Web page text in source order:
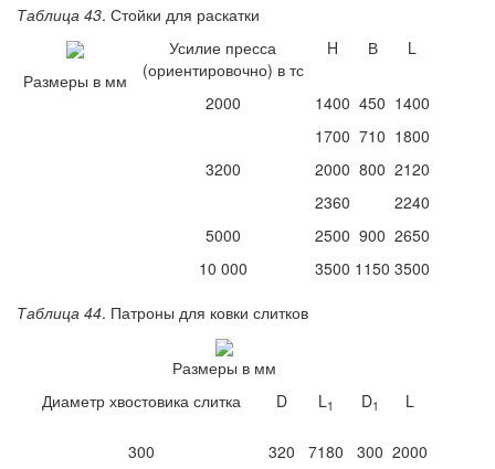
Таблица 43. Стойки для раскатки
Размеры в мм
Усилие пресса
(ориентировочно) в тс
H В L
2000 1400 450 1400
1700 710 1800
3200
2000 800 2120
2360
2240
5000
2500 900 2650
10 000
3500 1150 3500
Таблица 44. Патроны для ковки слитков
Размеры в мм
Диаметр хвостовика слитка
D L1 D1 L
300 320 7180 300 2000